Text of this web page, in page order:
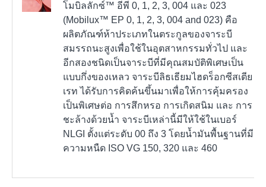
โมบิลลักซ์™ อีพี 0, 1, 2, 3, 004 และ 023
(Mobilux™ EP 0, 1, 2, 3, 004 and 023) คือ
ผลิตภัณฑ์ห้าประเภทในตระกูลของจาระบี
สมรรถนะสูงเพื่อใช้ในอุตสาหกรรมทั่วไป และ
อีกสองชนิดเป็นจาระบีที่มีคุณสมบัติพิเศษเป็น
แบบกึ่งของเหลว จาระบีลิธเธียมไฮดร็อกซีสเตีย
เรท ได้รับการคิดค้นขึ้นมาเพื่อให้การคุ้มครอง
เป็นพิเศษต่อ การสึกหรอ การเกิดสนิม และ การ
ชะล้างด้วยน้ำ จาระบีเหล่านี้มีให้ใช้ในเบอร์
NLGI ตั้งแต่ระดับ 00 ถึง 3 โดยน้ำมันพื้นฐานที่มี
ความหนืด ISO VG 150, 320 และ 460